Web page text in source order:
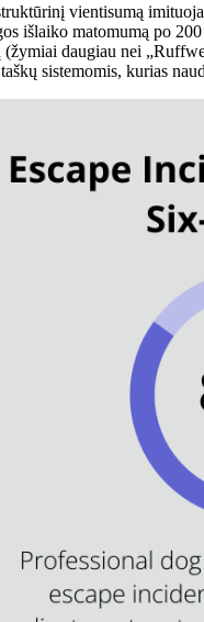
vientisumą
išlaiko matomumą po
daugiau nei
sistemomis, kurias